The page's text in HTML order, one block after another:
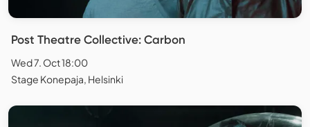
Post Theatre Collective: Carbon
Wed 7. Oct 18:00
Stage Konepaja, Helsinki